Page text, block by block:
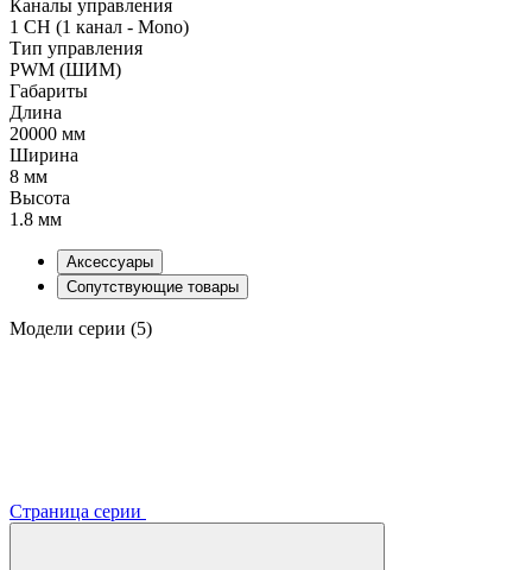
Каналы управления
1 CH (1 канал - Mono)
Тип управления
PWM (ШИМ)
Габариты
Длина
20000 мм
Ширина
8 мм
Высота
1.8 мм
Аксессуары
Сопутствующие товары
Модели серии (5)
Страница серии